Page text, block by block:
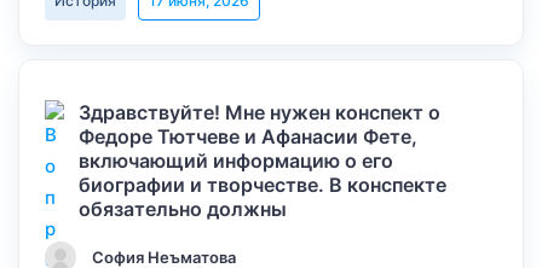
Здравствуйте! Мне нужен конспект о
Федоре Тютчеве и Афанасии Фете,
включающий информацию о его
биографии и творчестве. В конспекте
обязательно должны
София Неъматова